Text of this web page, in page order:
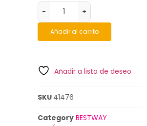
- +
Añadir al carrito
Añadir a lista de deseo
SKU 41476
Category BESTWAY